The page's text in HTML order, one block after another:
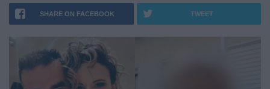
SHARE ON FACEBOOK TWEET